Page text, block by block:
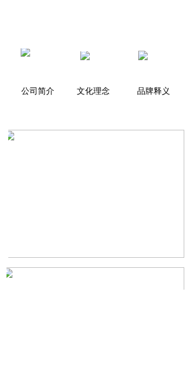
公司简介 文化理念 品牌释义